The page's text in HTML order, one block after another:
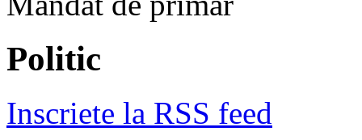
Politic
Inscriete la RSS feed